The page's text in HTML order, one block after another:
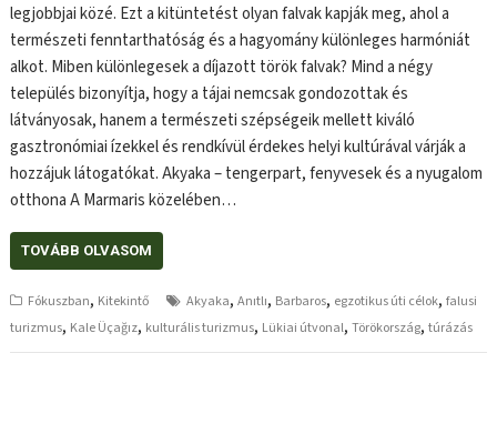
legjobbjai közé. Ezt a kitüntetést olyan falvak kapják meg, ahol a
természeti fenntarthatóság és a hagyomány különleges harmóniát
alkot. Miben különlegesek a díjazott török falvak? Mind a négy
település bizonyítja, hogy a tájai nemcsak gondozottak és
látványosak, hanem a természeti szépségeik mellett kiváló
gasztronómiai ízekkel és rendkívül érdekes helyi kultúrával várják a
hozzájuk látogatókat. Akyaka – tengerpart, fenyvesek és a nyugalom
otthona A Marmaris közelében…
TOVÁBB OLVASOM
Fókuszban, Kitekintő Akyaka,Anıtlı, Barbaros, egzotikus úti célok,falusi
turizmus, Kale Üçağız, kulturális turizmus, Lükiai útvonal,Törökország,túrázás